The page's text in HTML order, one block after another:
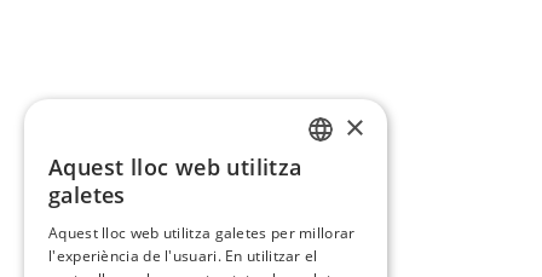
×
Aquest lloc web utilitza
galetes
Aquest lloc web utilitza galetes per millorar
l'experiència de l'usuari. En utilitzar el